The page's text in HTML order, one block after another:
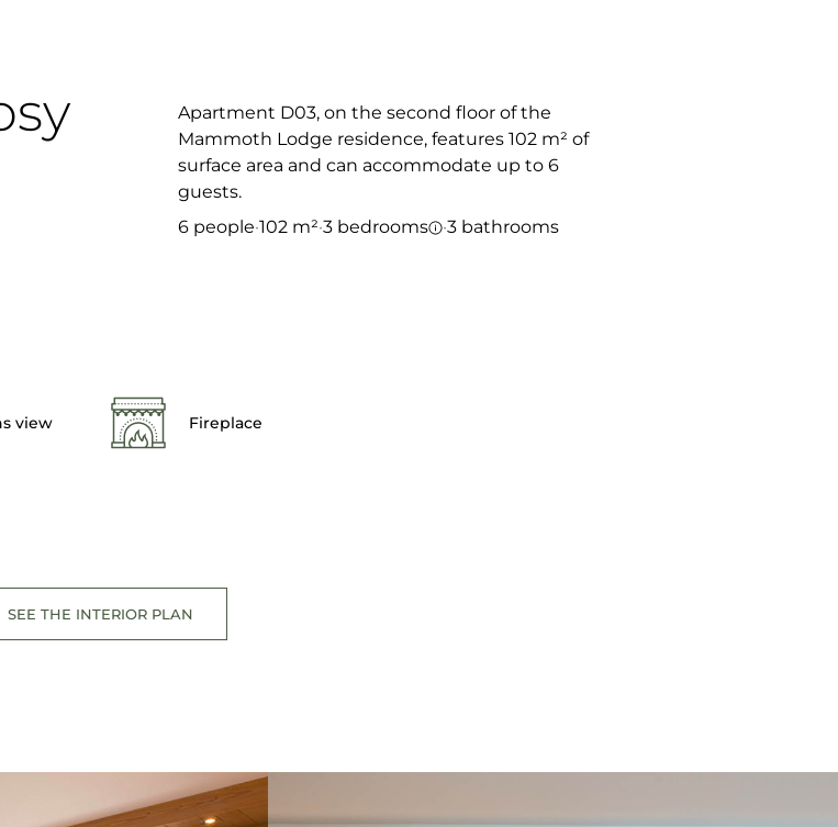
Apartment D03, on the second floor of the
Mammoth Lodge residence, features 102 m² of
surface area and can accommodate up to 6
guests.
6 people·102 m²·3 bedrooms ·3 bathrooms
view Fireplace
SEE THE INTERIOR PLAN